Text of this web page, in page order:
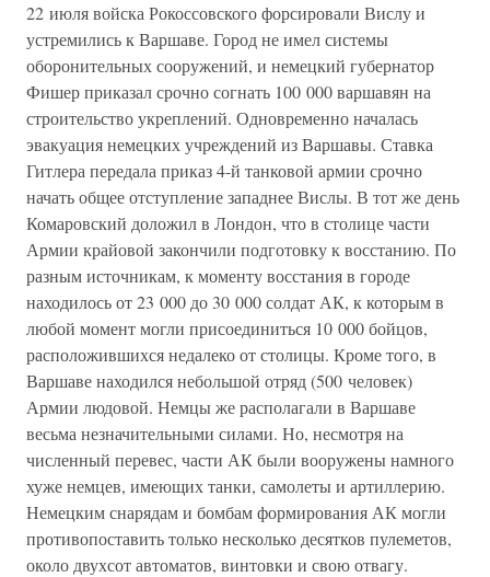
22 июля войска Рокоссовского форсировали Вислу и
устремились к Варшаве. Город не имел системы
оборонительных сооружений, и немецкий губернатор
Фишер приказал срочно согнать 100 000 варшавян на
строительство укреплений. Одновременно началась
эвакуация немецких учреждений из Варшавы. Ставка
Гитлера передала приказ 4-й танковой армии срочно
начать общее отступление западнее Вислы. В тот же день
Комаровский доложил в Лондон, что в столице части
Армии крайовой закончили подготовку к восстанию. По
разным источникам, к моменту восстания в городе
находилось от 23 000 до 30 000 солдат АК, к которым в
любой момент могли присоединиться 10 000 бойцов,
расположившихся недалеко от столицы. Кроме того, в
Варшаве находился небольшой отряд (500 человек)
Армии людовой. Немцы же располагали в Варшаве
весьма незначительными силами. Но, несмотря на
численный перевес, части АК были вооружены намного
хуже немцев, имеющих танки, самолеты и артиллерию.
Немецким снарядам и бомбам формирования АК могли
противопоставить только несколько десятков пулеметов,
около двухсот автоматов, винтовки и свою отвагу.